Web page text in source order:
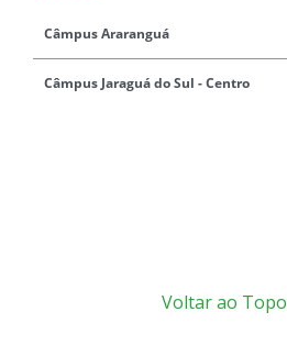
Câmpus Araranguá
Câmpus Jaraguá do Sul - Centro
Voltar ao Topo